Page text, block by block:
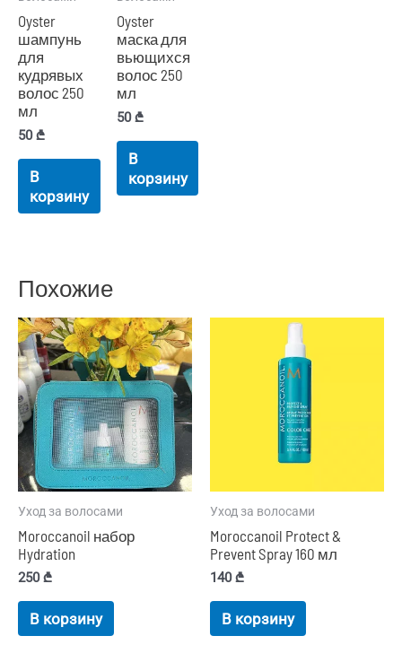
Oyster
шампунь
для
кудрявых
волос 250
мл
50₾
В
корзину
Oyster
маска для
вьющихся
волос 250
мл
50₾
В
корзину
Похожие
Уход за волосами
Moroccanoil набор
Hydration
250₾
В корзину
Уход за волосами
Moroccanoil Protect &
Prevent Spray 160 мл
140₾
В корзину